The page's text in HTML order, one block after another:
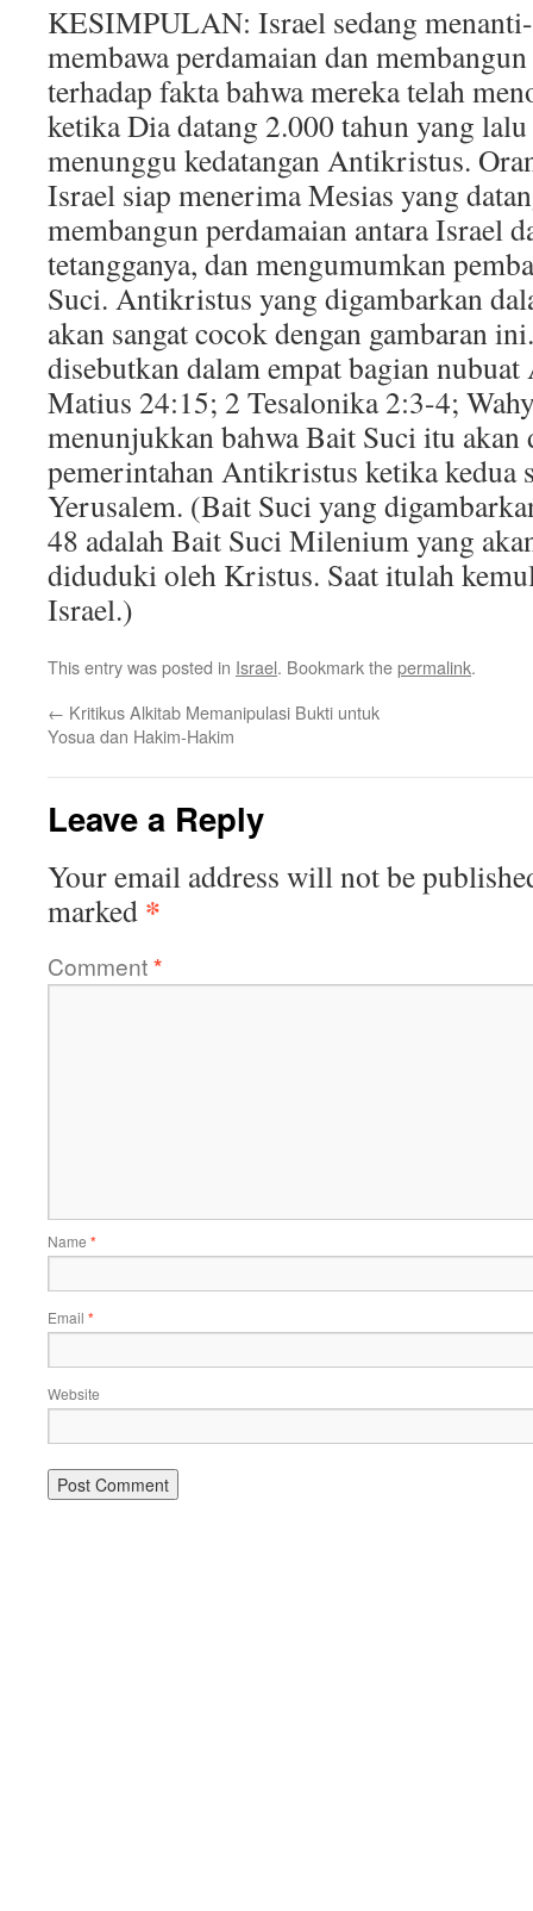
KESIMPULAN: Israel sedang
membawa perdamaian dan
terhadap fakta bahwa mereka telah
ketika Dia datang 2.000 tahun yang
menunggu kedatangan Antikristus.
Israel siap menerima Mesias yang
membangun perdamaian antara Israel
tetangganya, dan mengumumkan
Suci. Antikristus yang digambarkan
akan sangat cocok dengan gambaran
disebutkan dalam empat bagian
Matius 24:15; 2 Tesalonika 2:3-4;
menunjukkan bahwa Bait Suci itu akan
pemerintahan Antikristus ketika kedua
Yerusalem. (Bait Suci yang
48 adalah Bait Suci Milenium yang
diduduki oleh Kristus. Saat itulah
Israel.)
This entry was posted in Israel. Bookmark thepermalink.
← Kritikus Alkitab Memanipulasi Bukti untuk
Yosua dan Hakim-Hakim
Leave a Reply
Your email address will not be
marked *
Comment*
Name *
Email *
Website